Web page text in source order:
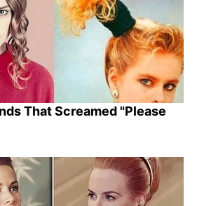
That Screamed "Please